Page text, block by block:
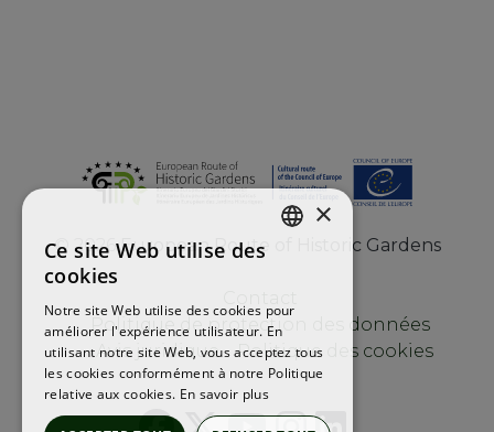
© 2026 European Route of Historic Gardens
Politique de protection des données
Avis juridique
Politique des cookies
×
Ce site Web utilise des
cookies
Notre site Web utilise des cookies pour
améliorer l'expérience utilisateur. En
utilisant notre site Web, vous acceptez tous
les cookies conformément à notre Politique
relative aux cookies. En savoir plus